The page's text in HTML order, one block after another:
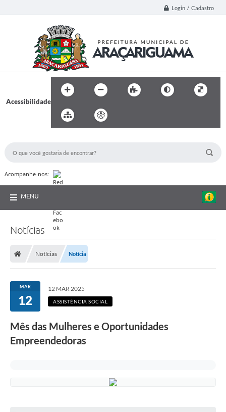
Login / Cadastro
Acessibilidade
Acompanhe-nos:
MENU
Notícias
Notícias Notícia
MAR
12
12 MAR 2025
ASSISTÊNCIA SOCIAL
Mês das Mulheres e Oportunidades
Empreendedoras